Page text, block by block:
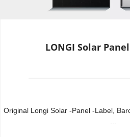
LONGI Solar
Original Longi Solar -Panel -Label,
...